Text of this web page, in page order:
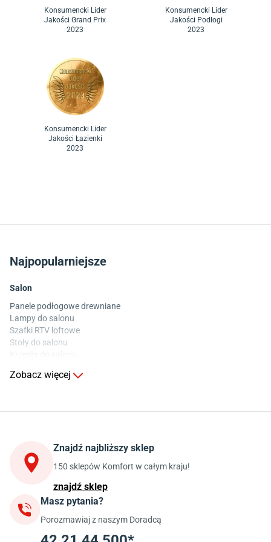
Konsumencki Lider
Jakości Grand Prix
2023
Konsumencki Lider
Jakości Podłogi
2023
Konsumencki Lider
Jakości Łazienki
2023
Najpopularniejsze
Salon
Panele podłogowe drewniane
Lampy do salonu
Szafki RTV loftowe
Stoły do salonu
Stoły do kuchni
Szafki kuchenne wiszące (górne)
Szafki pod zlewozmywak
Blaty kuchenne laminowane
Jadalnia
Stoły do jadalni
Krzesła do jadalni
Zobacz więcej
Znajdź najbliższy sklep
150 sklepów Komfort w całym kraju!
znajdź sklep
Masz pytania?
Porozmawiaj z naszym Doradcą